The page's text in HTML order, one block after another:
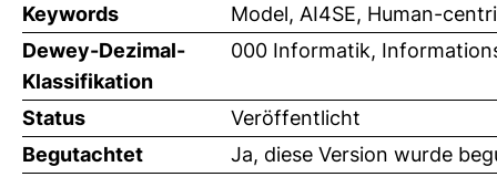
Keywords
Model, AI4SE, Human-
Dewey-Dezimal-
Klassifikation
000 Informatik,
Status
Veröffentlicht
Begutachtet
Ja, diese Version wurde